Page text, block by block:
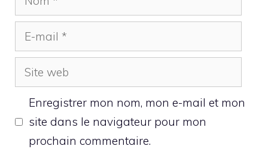
mail
Site
web
Enregistrer mon nom, mon e-mail et mon
site dans le navigateur pour mon
prochain commentaire.